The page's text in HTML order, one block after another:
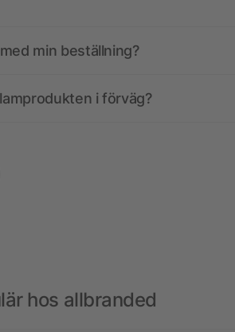
min beställning?
i förväg?
hos allbranded